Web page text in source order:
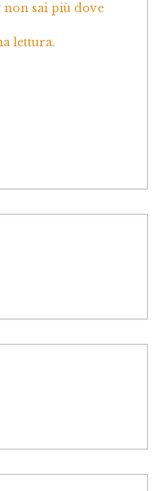
non sai più dove
lettura.